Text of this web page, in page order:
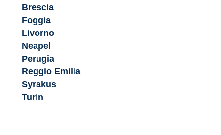
Brescia
Foggia
Livorno
Neapel
Perugia
Reggio Emilia
Syrakus
Turin